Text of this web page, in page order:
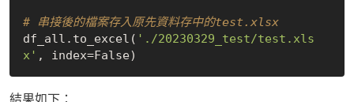
# 串接後的檔案存入原先資料存中的test.xlsx
df_all.to_excel( './20230329_test/test.xls
x'
結果如下：